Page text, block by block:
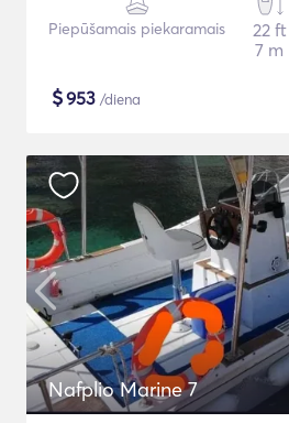
Piepūšamais piekaramais
22 ft
7 m
$953 /diena
Nafplio Marine 7